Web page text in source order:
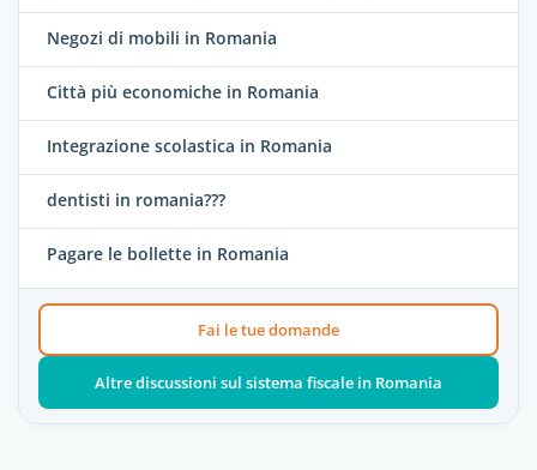
Negozi di mobili in Romania
Città più economiche in Romania
Integrazione scolastica in Romania
dentisti in romania???
Pagare le bollette in Romania
Fai le tue domande
Altre discussioni sul sistema fiscale in Romania